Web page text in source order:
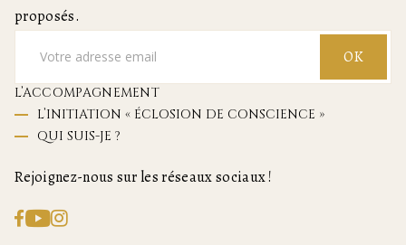
proposés.
OK
L’ACCOMPAGNEMENT
L’INITIATION « ÉCLOSION DE CONSCIENCE »
QUI SUIS-JE ?
Rejoignez-nous sur les réseaux sociaux !